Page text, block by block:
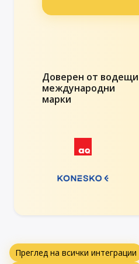
Доверен от водещи
международни
марки
Преглед на всички интеграции